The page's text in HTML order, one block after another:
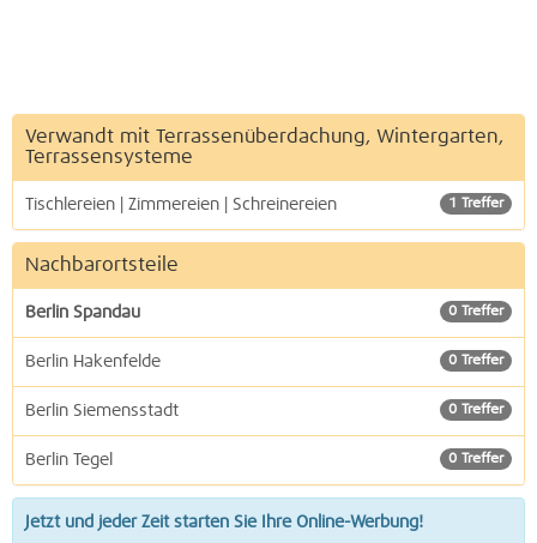
Verwandt mit Terrassenüberdachung, Wintergarten,
Terrassensysteme
1 Treffer
Tischlereien | Zimmereien | Schreinereien
Nachbarortsteile
0 Treffer
Berlin Spandau
0 Treffer
Berlin Hakenfelde
0 Treffer
Berlin Siemensstadt
0 Treffer
Berlin Tegel
Jetzt und jeder Zeit starten Sie Ihre Online-Werbung!